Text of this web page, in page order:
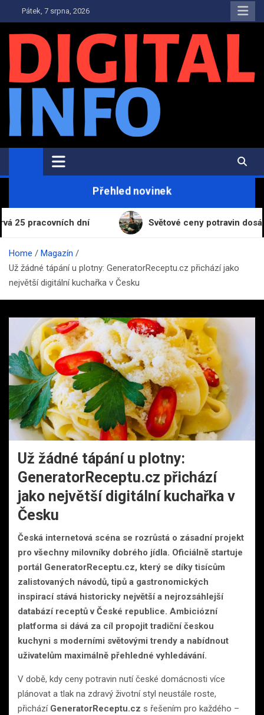
to
content
Pátek, 7 srpna, 2026
Digital-Info.cz
Zpravodajství, informace a novinky
Přehled novinek
dní Světové ceny potravin dosáhly
Home
Magazín
Už žádné tápání u plotny: GeneratorReceptu.cz přichází jako
největší digitální kuchařka v Česku
Už žádné tápání u plotny:
GeneratorReceptu.cz přichází
jako největší digitální kuchařka v
Česku
Česká internetová scéna se rozrůstá o zásadní projekt
pro všechny milovníky dobrého jídla. Oficiálně startuje
portál GeneratorReceptu.cz, který se díky tisícům
zalistovaných návodů, tipů a gastronomických
inspirací stává historicky největší a nejrozsáhlejší
databází receptů v České republice. Ambiciózní
platforma si dává za cíl propojit tradiční českou
kuchyni s moderními světovými trendy a nabídnout
uživatelům maximálně přehledné vyhledávání.
V době, kdy ceny potravin nutí české domácnosti více
plánovat a tlak na zdravý životní styl neustále roste,
přichází GeneratorReceptu.cz s řešením pro každého –